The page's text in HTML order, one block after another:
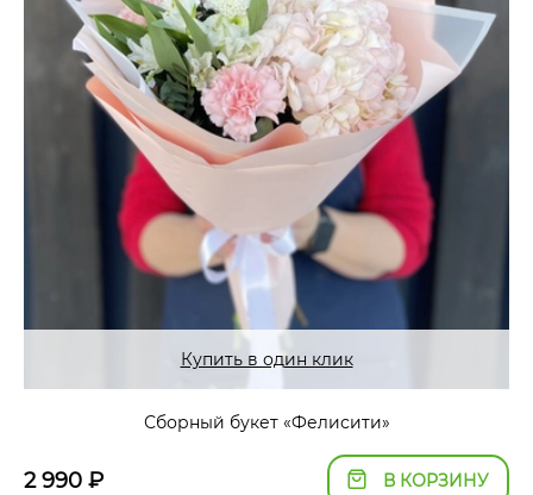
Купить в один клик
Сборный букет «Фелисити»
2 990 ₽ В КОРЗИНУ